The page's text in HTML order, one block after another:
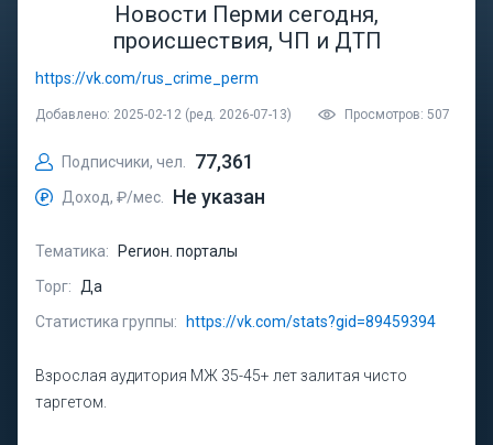
Новости Перми сегодня,
происшествия, ЧП и ДТП
https://vk.com/rus_crime_perm
Добавлено: 2025-02-12 (ред. 2026-07-13) Просмотров: 507
Подписчики, чел. 77,361
Доход, ₽/мес. Не указан
Тематика:
Регион. порталы
Торг:
Да
Статистика группы:
https://vk.com/stats?gid=89459394
Взрослая аудитория МЖ 35-45+ лет залитая чисто
таргетом.